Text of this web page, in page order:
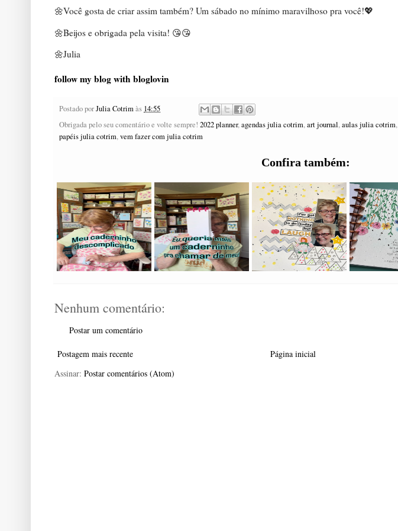
🌼Você gosta de criar assim também? Um sábado no mínimo maravilhoso pra você!💖
🌼Beijos e obrigada pela visita! 😘😘
🌼Julia
follow my blog with bloglovin
Postado porJulia Cotrimàs 14:55
Obrigada pelo seu comentário e volte sempre! 2022 planner,agendas julia cotrim,art journal,aulas julia cotrim,
papéis julia cotrim,vem fazer com julia cotrim
Confira também:
Nenhum comentário:
Postar um comentário
Postagem mais recente
Página inicial
Assinar: Postar comentários (Atom)